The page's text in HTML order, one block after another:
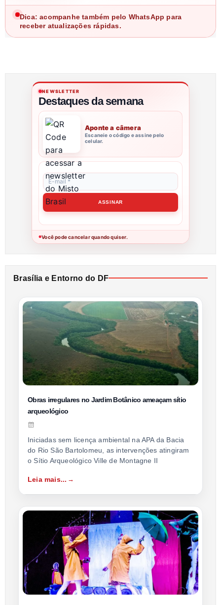
Dica: acompanhe também pelo WhatsApp para
receber atualizações rápidas.
NEWSLETTER
Destaques da semana
Aponte a câmera
Escaneie o código e assine pelo
celular.
●Você pode cancelar quando quiser.
Brasília e Entorno do DF
Obras irregulares no Jardim Botânico ameaçam sítio
arqueológico
Iniciadas sem licença ambiental na APA da Bacia
do Rio São Bartolomeu, as intervenções atingiram
o Sítio Arqueológico Ville de Montagne II
Leia mais...